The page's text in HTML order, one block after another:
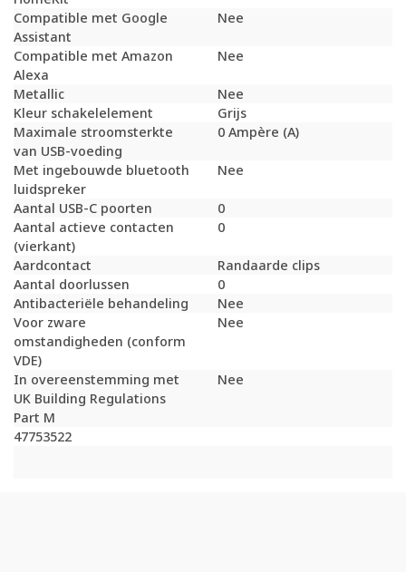
Compatible met Google
Assistant
Nee
Compatible met Amazon
Alexa
Nee
Metallic
Nee
Kleur schakelelement
Grijs
Maximale stroomsterkte
van USB-voeding
0 Ampère (A)
Met ingebouwde bluetooth
luidspreker
Nee
Aantal USB-C poorten
0
Aantal actieve contacten
(vierkant)
0
Aardcontact
Randaarde clips
Aantal doorlussen
0
Antibacteriële behandeling
Nee
Voor zware
omstandigheden (conform
VDE)
Nee
In overeenstemming met
UK Building Regulations
Part M
Nee
47753522